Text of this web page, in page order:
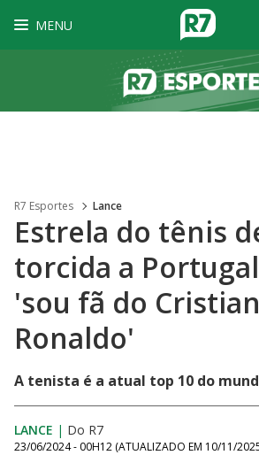
MENU
R7 Esportes Lance
Estrela do tênis
torcida a
'sou fã do
Ronaldo'
A tenista é a atual top 10 do
LANCE | Do R7
23/06/2024 - 00H12 (ATUALIZADO EM 10/11/